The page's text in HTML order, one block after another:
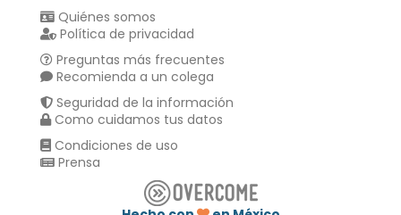
Quiénes somos
Política de privacidad
Preguntas más frecuentes
Recomienda a un colega
Seguridad de la información
Como cuidamos tus datos
Condiciones de uso
Prensa